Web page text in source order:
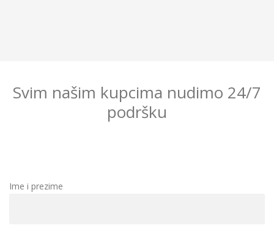
Svim našim kupcima nudimo 24/7
podršku
Ime i prezime